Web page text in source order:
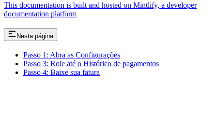
This documentation is built and hosted on Mintlify, a developer
documentation platform
Nesta página
Passo 1: Abra as Configurações
Passo 3: Role até o Histórico de pagamentos
Passo 4: Baixe sua fatura